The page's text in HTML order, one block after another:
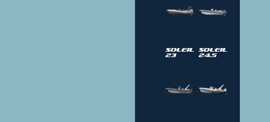
Soleil
23
Soleil
24.5